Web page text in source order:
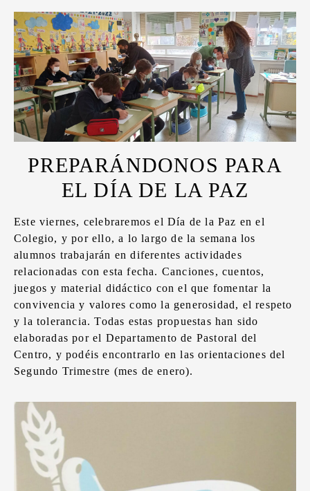
PREPARÁNDONOS PARA
EL DÍA DE LA PAZ
Este viernes, celebraremos el Día de la Paz en el
Colegio, y por ello, a lo largo de la semana los
alumnos trabajarán en diferentes actividades
relacionadas con esta fecha. Canciones, cuentos,
juegos y material didáctico con el que fomentar la
convivencia y valores como la generosidad, el respeto
y la tolerancia. Todas estas propuestas han sido
elaboradas por el Departamento de Pastoral del
Centro, y podéis encontrarlo en las orientaciones del
Segundo Trimestre (mes de enero).